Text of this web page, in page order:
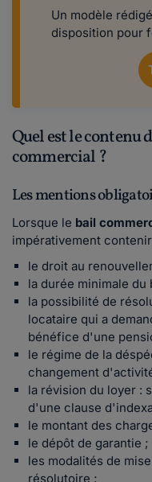
Un modèle
disposition pour
Quel est le contenu
commercial ?
Les mentions
Lorsque le bail
impérativement
le droit au
la durée minimale du
la possibilité de
locataire qui a
bénéfice d'une
le régime de la
changement
la révision du loyer :
d'une clause
le montant des
le dépôt de garantie ;
les modalités de
résolutoire ;